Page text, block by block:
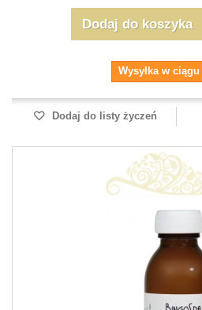
Dodaj do koszyka
Wysyłka w
Dodaj do listy życzeń